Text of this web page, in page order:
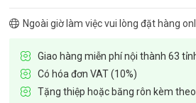
Ngoài giờ làm việc vui lòng đặt hàng
Giao hàng miễn phí nội thành 63
Có hóa đơn VAT (10%)
Tặng thiệp hoặc băng rôn kèm theo